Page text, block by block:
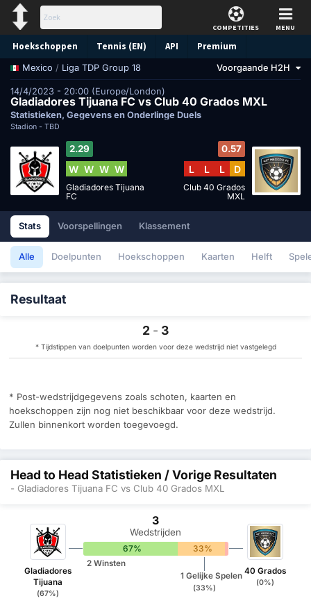
COMPETITIES MENU
Hoekschoppen Tennis (EN) API Premium
Voorspelling
Mexico / Liga TDP Group 18 Voorgaande H2H
14/4/2023 - 20:00 (Europe/London)
Gladiadores Tijuana FC vs Club 40 Grados MXL
Statistieken, Gegevens en Onderlinge Duels
Stadion - TBD
2.29
W W W W
Gladiadores Tijuana
FC
0.57
L L L D
Club 40 Grados
MXL
Stats Voorspellingen Klassement
Alle Doelpunten Hoekschoppen Kaarten Helft
Resultaat
2 - 3
* Tijdstippen van doelpunten worden voor deze wedstrijd niet vastgelegd
* Post-wedstrijdgegevens zoals schoten, kaarten en
hoekschoppen zijn nog niet beschikbaar voor deze wedstrijd.
Zullen binnenkort worden toegevoegd.
Head to Head Statistieken / Vorige Resultaten
- Gladiadores Tijuana FC vs Club 40 Grados MXL
Gladiadores
Tijuana
(67%)
3
Wedstrijden
67% 33% 0%
2 Winsten
1 Gelijke Spelen
(33%)
40 Grados
(0%)